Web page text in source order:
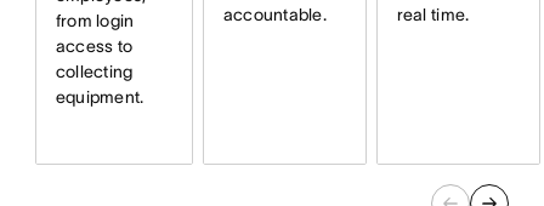
from login
access to
collecting
equipment.
accountable.
real time.